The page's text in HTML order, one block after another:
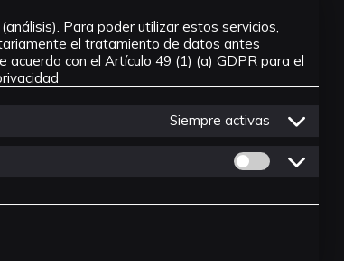
Para poder utilizar estos servicios,
el tratamiento de datos antes
acuerdo con el Artículo 49 (1) (a) GDPR para el
Siempre activas
Permitir